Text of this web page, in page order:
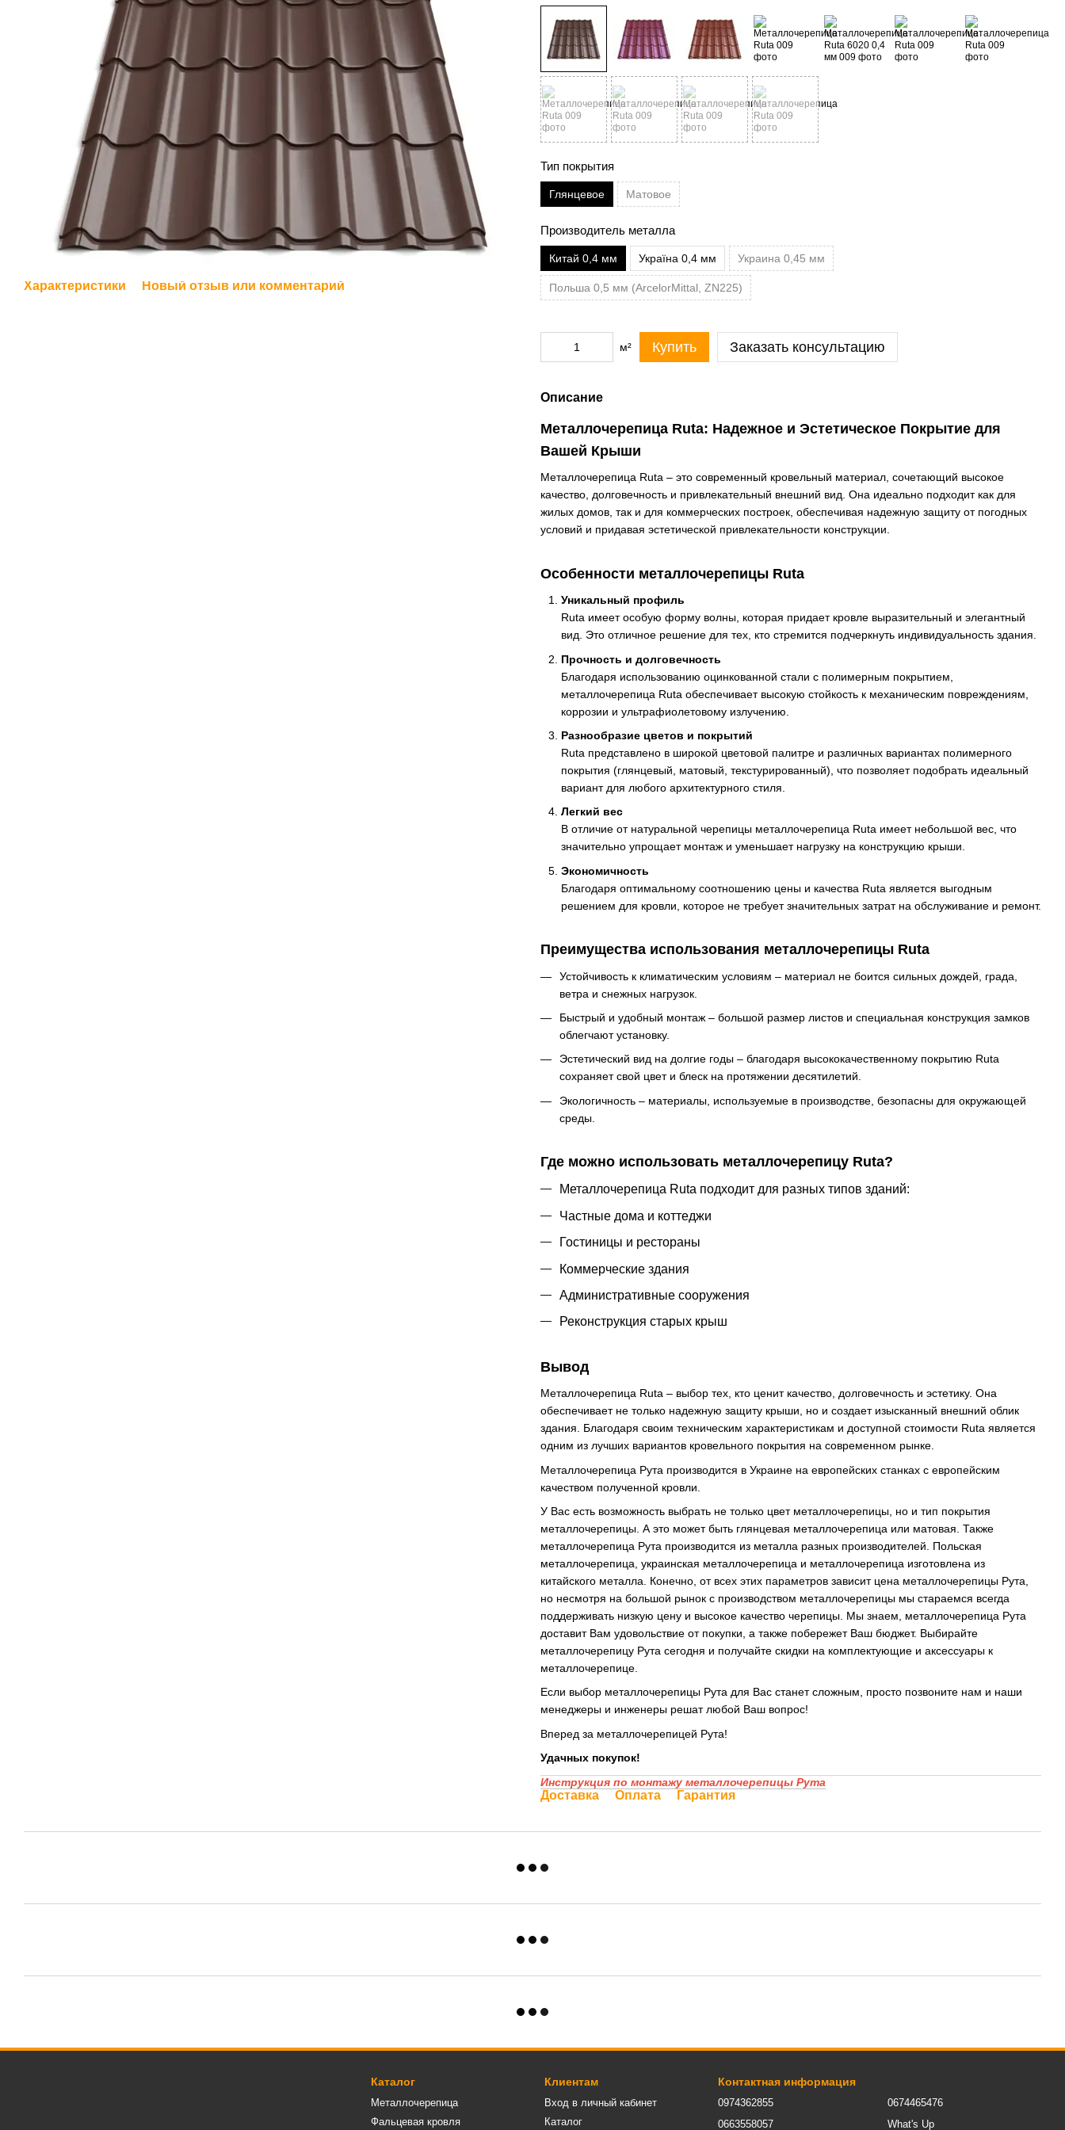
Характеристики Новый отзыв или комментарий
Тип покрытия
Глянцевое Матовое
Производитель металла
Китай 0,4 мм Україна 0,4 мм Украина 0,45 мм
Польша 0,5 мм (ArcelorMittal, ZN225)
м² Купить Заказать консультацию
Описание
Металлочерепица Ruta: Надежное и Эстетическое Покрытие для
Вашей Крыши
Металлочерепица Ruta – это современный кровельный материал, сочетающий высокое
качество, долговечность и привлекательный внешний вид. Она идеально подходит как для
жилых домов, так и для коммерческих построек, обеспечивая надежную защиту от погодных
условий и придавая эстетической привлекательности конструкции.
Особенности металлочерепицы Ruta
Уникальный профиль
Ruta имеет особую форму волны, которая придает кровле выразительный и элегантный
вид. Это отличное решение для тех, кто стремится подчеркнуть индивидуальность здания.
Прочность и долговечность
Благодаря использованию оцинкованной стали с полимерным покрытием,
металлочерепица Ruta обеспечивает высокую стойкость к механическим повреждениям,
коррозии и ультрафиолетовому излучению.
Разнообразие цветов и покрытий
Ruta представлено в широкой цветовой палитре и различных вариантах полимерного
покрытия (глянцевый, матовый, текстурированный), что позволяет подобрать идеальный
вариант для любого архитектурного стиля.
Легкий вес
В отличие от натуральной черепицы металлочерепица Ruta имеет небольшой вес, что
значительно упрощает монтаж и уменьшает нагрузку на конструкцию крыши.
Экономичность
Благодаря оптимальному соотношению цены и качества Ruta является выгодным
решением для кровли, которое не требует значительных затрат на обслуживание и ремонт.
Преимущества использования металлочерепицы Ruta
Устойчивость к климатическим условиям – материал не боится сильных дождей, града,
ветра и снежных нагрузок.
Быстрый и удобный монтаж – большой размер листов и специальная конструкция замков
облегчают установку.
Эстетический вид на долгие годы – благодаря высококачественному покрытию Ruta
сохраняет свой цвет и блеск на протяжении десятилетий.
Экологичность – материалы, используемые в производстве, безопасны для окружающей
среды.
Где можно использовать металлочерепицу Ruta?
Металлочерепица Ruta подходит для разных типов зданий:
Частные дома и коттеджи
Гостиницы и рестораны
Коммерческие здания
Административные сооружения
Реконструкция старых крыш
Вывод
Металлочерепица Ruta – выбор тех, кто ценит качество, долговечность и эстетику. Она
обеспечивает не только надежную защиту крыши, но и создает изысканный внешний облик
здания. Благодаря своим техническим характеристикам и доступной стоимости Ruta является
одним из лучших вариантов кровельного покрытия на современном рынке.
Металлочерепица Рута производится в Украине на европейских станках с европейским
качеством полученной кровли.
У Вас есть возможность выбрать не только цвет металлочерепицы, но и тип покрытия
металлочерепицы. А это может быть глянцевая металлочерепица или матовая. Также
металлочерепица Рута производится из металла разных производителей. Польская
металлочерепица, украинская металлочерепица и металлочерепица изготовлена из
китайского металла. Конечно, от всех этих параметров зависит цена металлочерепицы Рута,
но несмотря на большой рынок с производством металлочерепицы мы стараемся всегда
поддерживать низкую цену и высокое качество черепицы. Мы знаем, металлочерепица Рута
доставит Вам удовольствие от покупки, а также побережет Ваш бюджет. Выбирайте
металлочерепицу Рута сегодня и получайте скидки на комплектующие и аксессуары к
металлочерепице.
Если выбор металлочерепицы Рута для Вас станет сложным, просто позвоните нам и наши
менеджеры и инженеры решат любой Ваш вопрос!
Вперед за металлочерепицей Рута!
Удачных покупок!
Инструкция по монтажу металлочерепицы Рута
Доставка Оплата Гарантия
Каталог
Металлочерепица
Фальцевая кровля
Клиентам
Вход в личный кабинет
Каталог
Контактная информация
0974362855
0663558057
0674465476
What's Up